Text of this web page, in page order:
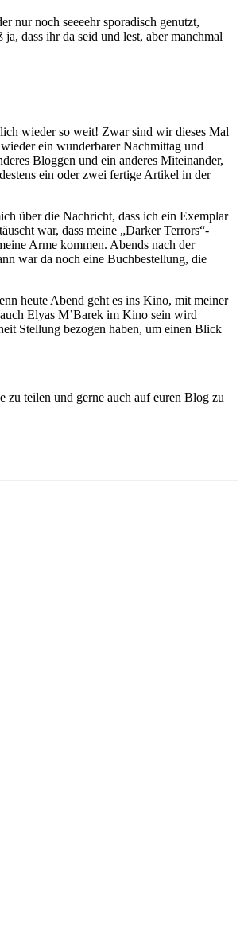
nur noch seeeehr sporadisch genutzt,
dass ihr da seid und lest, aber manchmal
wieder so weit! Zwar sind wir dieses Mal
ein wunderbarer Nachmittag und
Bloggen und ein anderes Miteinander,
ein oder zwei fertige Artikel in der
über die Nachricht, dass ich ein Exemplar
war, dass meine „Darker Terrors“-
Arme kommen. Abends nach der
war da noch eine Buchbestellung, die
heute Abend geht es ins Kino, mit meiner
Elyas M’Barek im Kino sein wird
Stellung bezogen haben, um einen Blick
zu teilen und gerne auch auf euren Blog zu